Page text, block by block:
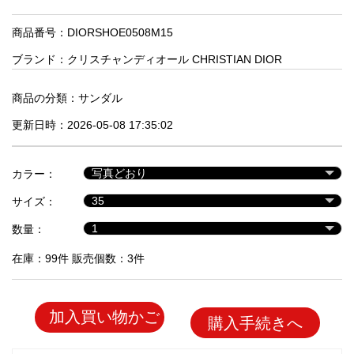
人
商
セ
ル
品
商品番号：DIORSHOE0508M15
ブランド： クリスチャンディオール CHRISTIAN DIOR
商品の分類： サンダル
更新日時：2026-05-08 17:35:02
カラー：
サイズ：
数量：
在庫：99件 販売個数：3件
加入買い物かご 購入手続きへ